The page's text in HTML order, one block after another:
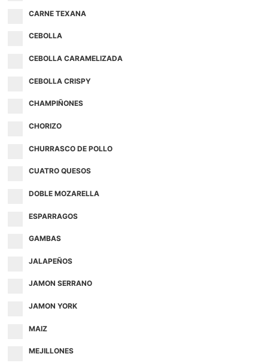
CARNE TEXANA
CEBOLLA
CEBOLLA CARAMELIZADA
CEBOLLA CRISPY
CHAMPIÑONES
CHORIZO
CHURRASCO DE POLLO
CUATRO QUESOS
DOBLE MOZARELLA
ESPARRAGOS
GAMBAS
JALAPEÑOS
JAMON SERRANO
JAMON YORK
MAIZ
MEJILLONES